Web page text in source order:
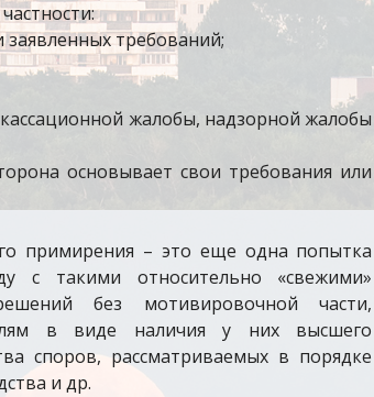
требований;
жалобы, надзорной жалобы
основывает свои требования или
примирения – это еще одна попытка
с такими относительно «свежими»
без мотивировочной части,
в виде наличия у них высшего
споров, рассматриваемых в порядке
и др.